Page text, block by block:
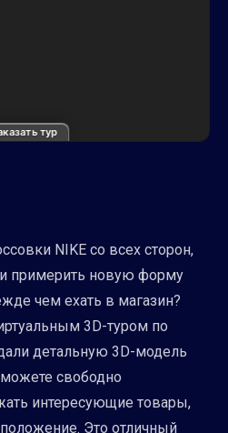
тур
NIKE со всех сторон,
примерить новую форму
чем ехать в магазин?
3D-туром по
детальную 3D-модель
свободно
интересующие товары,
Это отличный